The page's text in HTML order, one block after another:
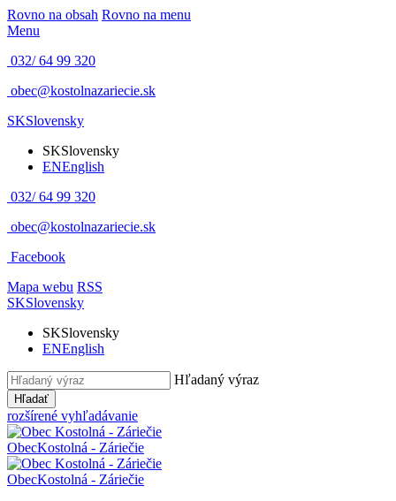
Rovno na obsah Rovno na menu
Menu
032/ 64 99 320
obec@kostolnazariecie.sk
SKSlovensky
SKSlovensky
ENEnglish
032/ 64 99 320
obec@kostolnazariecie.sk
Facebook
Mapa webu RSS
SKSlovensky
SKSlovensky
ENEnglish
Hľadaný výraz
Hľadať
rozšírené vyhľadávanie
ObecKostolná - Záriečie
ObecKostolná - Záriečie